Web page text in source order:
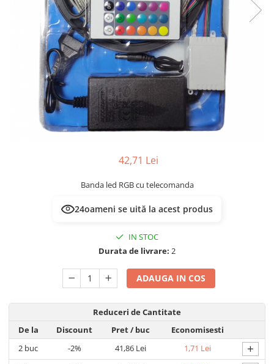
Lampi emergente
Lustre
Spoturi led pe sina
Multimetru Digital
Prelungitoare/Derulatoare
Prize
Starter/Droser
Triplu Stecher
Întrerupătoare/Comutatoare
Ştechere/Stecher adaptor
42,71 Lei
Banda led RGB cu telecomanda
24oameni se uită la acest produs
IN STOC
Durata de livrare: 2
ADAUGA IN COS
Reduceri de Cantitate
De la
Discount Pret/ buc
Economisesti
2 buc -2% 41,86 Lei 1,71 Lei +